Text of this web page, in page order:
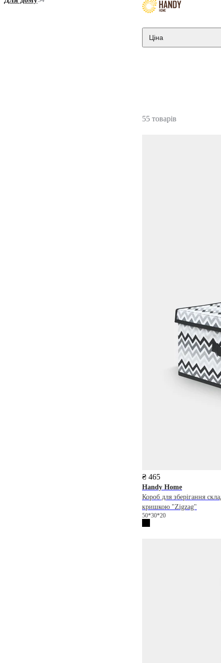
Ціна
55 товарів
₴ 465
Handy Home
Короб для зберігання
кришкою "Zigzag"
50*30*20